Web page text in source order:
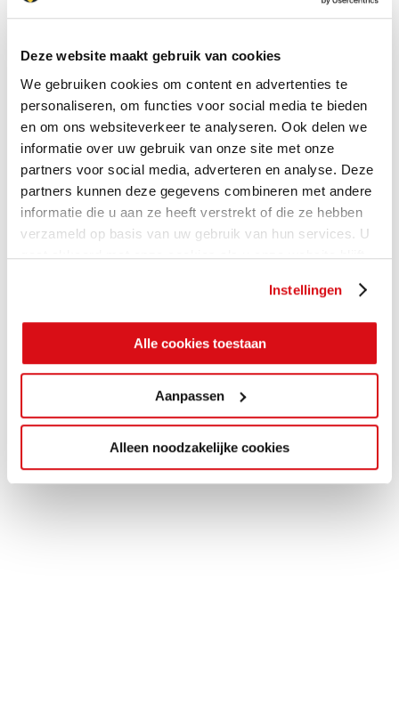
Deze website maakt gebruik van cookies
We gebruiken cookies om content en advertenties te
personaliseren, om functies voor social media te bieden
en om ons websiteverkeer te analyseren. Ook delen we
informatie over uw gebruik van onze site met onze
partners voor social media, adverteren en analyse. Deze
partners kunnen deze gegevens combineren met andere
informatie die u aan ze heeft verstrekt of die ze hebben
verzameld op basis van uw gebruik van hun services. U
gaat akkoord met onze cookies als u onze website blijft
Instellingen
Alle cookies toestaan
Aanpassen
Alleen noodzakelijke cookies